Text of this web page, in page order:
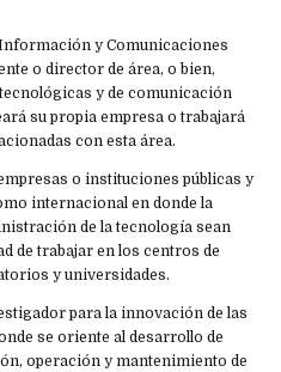
y Comunicaciones
o director de área, o bien,
y de comunicación
su propia empresa o trabajará
con esta área.
o instituciones públicas y
internacional en donde la
de la tecnología sean
de trabajar en los centros de
y universidades.
para la innovación de las
se oriente al desarrollo de
operación y mantenimiento de